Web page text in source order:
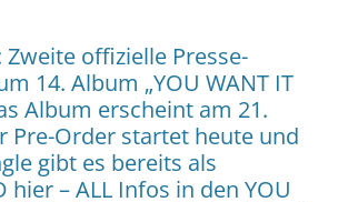
Zweite offizielle Presse-
14. Album „YOU WANT IT
Album erscheint am 21.
Pre-Order startet heute und
gibt es bereits als
hier – ALL Infos in den YOU